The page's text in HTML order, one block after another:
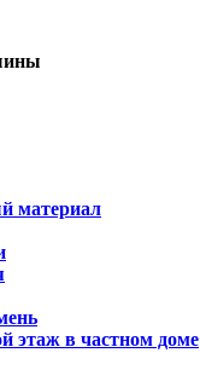
материал
этаж в частном доме